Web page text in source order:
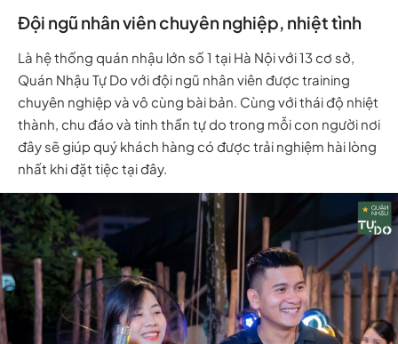
Đội ngũ nhân viên chuyên nghiệp, nhiệt tình
Là hệ thống quán nhậu lớn số 1 tại Hà Nội với 13 cơ sở,
Quán Nhậu Tự Do với đội ngũ nhân viên được training
chuyên nghiệp và vô cùng bài bản. Cùng với thái độ nhiệt
thành, chu đáo và tinh thần tự do trong mỗi con người nơi
đây sẽ giúp quý khách hàng có được trải nghiệm hài lòng
nhất khi đặt tiệc tại đây.